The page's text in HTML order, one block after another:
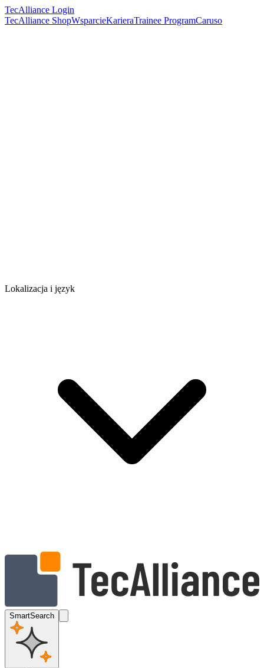
TecAlliance Login
TecAlliance ShopWsparcieKarieraTrainee ProgramCaruso
Lokalizacja i język
SmartSearch